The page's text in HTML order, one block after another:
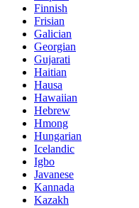
Finnish
Frisian
Galician
Georgian
Gujarati
Haitian
Hausa
Hawaiian
Hebrew
Hmong
Hungarian
Icelandic
Igbo
Javanese
Kannada
Kazakh